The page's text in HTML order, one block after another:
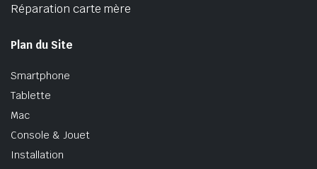
Réparation carte mère
Plan du Site
Smartphone
Tablette
Mac
Console & Jouet
Installation